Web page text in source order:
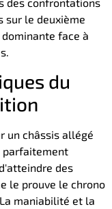
sur le deuxième
face à
du
un châssis allégé
parfaitement
des
le prouve le chrono
maniabilité et la